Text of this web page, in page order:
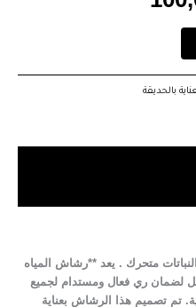
بالحديقة
متحرك . يعد **رشاش المياه
لضمان ري فعال ومستدام لجميع
تم تصميم هذا الرشاش بعناية